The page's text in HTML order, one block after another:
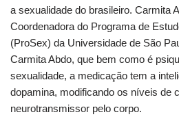
a sexualidade do brasileiro. Carmita
Coordenadora do Programa de
(ProSex) da Universidade de São
Carmita Abdo, que bem como é
sexualidade, a medicação tem a
dopamina, modificando os níveis de
neurotransmissor pelo corpo.